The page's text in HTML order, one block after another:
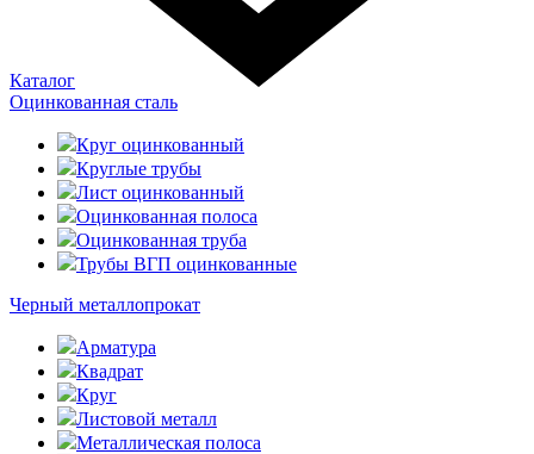
Каталог
Оцинкованная сталь
Круг оцинкованный
Круглые трубы
Лист оцинкованный
Оцинкованная полоса
Оцинкованная труба
Трубы ВГП оцинкованные
Черный металлопрокат
Арматура
Квадрат
Круг
Листовой металл
Металлическая полоса